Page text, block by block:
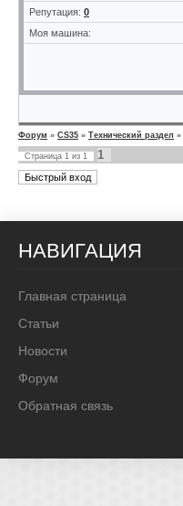
Репутация: 0
Моя машина:
Форум » CS35 » Технический раздел »
Страница 1 из 1 1
НАВИГАЦИЯ
Главная страница
Статьи
Новости
Форум
Обратная связь